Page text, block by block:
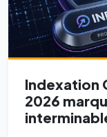
Indexation
2026